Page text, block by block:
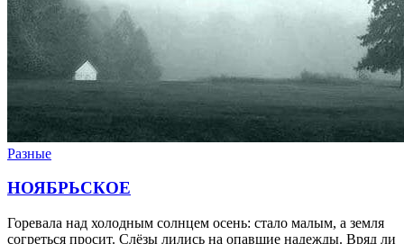
Разные
НОЯБРЬСКОЕ
Горевала над холодным солнцем осень: стало малым, а земля
согреться просит. Слёзы лились на опавшие надежды. Вряд ли